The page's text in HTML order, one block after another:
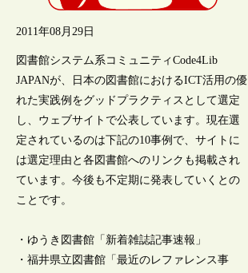
2011年08月29日
図書館システム系コミュニティCode4Lib
JAPANが、日本の図書館におけるICT活用の優
れた実践例をグッドプラクティスとして選定
し、ウェブサイトで公表しています。現在選
定されているのは下記の10事例で、サイトに
は選定理由と各図書館へのリンクも掲載され
ています。今後も不定期に発表していくとの
ことです。
・ゆうき図書館「新着雑誌記事速報」
・福井県立図書館「最近のレファレンス事